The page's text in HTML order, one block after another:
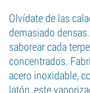
Olvídate de las
demasiado
saborear cada
concentrados.
acero inoxidable,
latón, este